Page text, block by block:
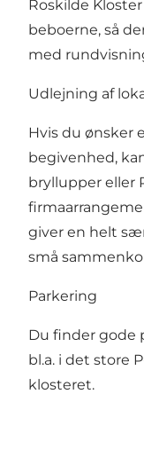
Roskilde
beboerne, så
med
Udlejning af
Hvis du ønsker
begivenhed,
bryllupper eller
giver en helt
små
Parkering
Du finder gode
bl.a. i det store
klosteret.